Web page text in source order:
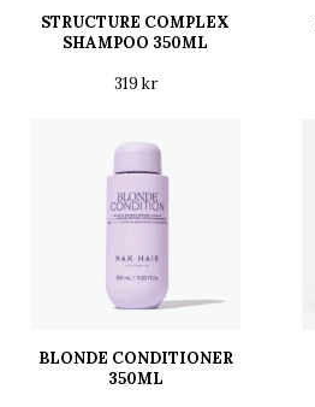
STRUCTURE COMPLEX
SHAMPOO 350ML
319 kr
BLONDE CONDITIONER
350ML